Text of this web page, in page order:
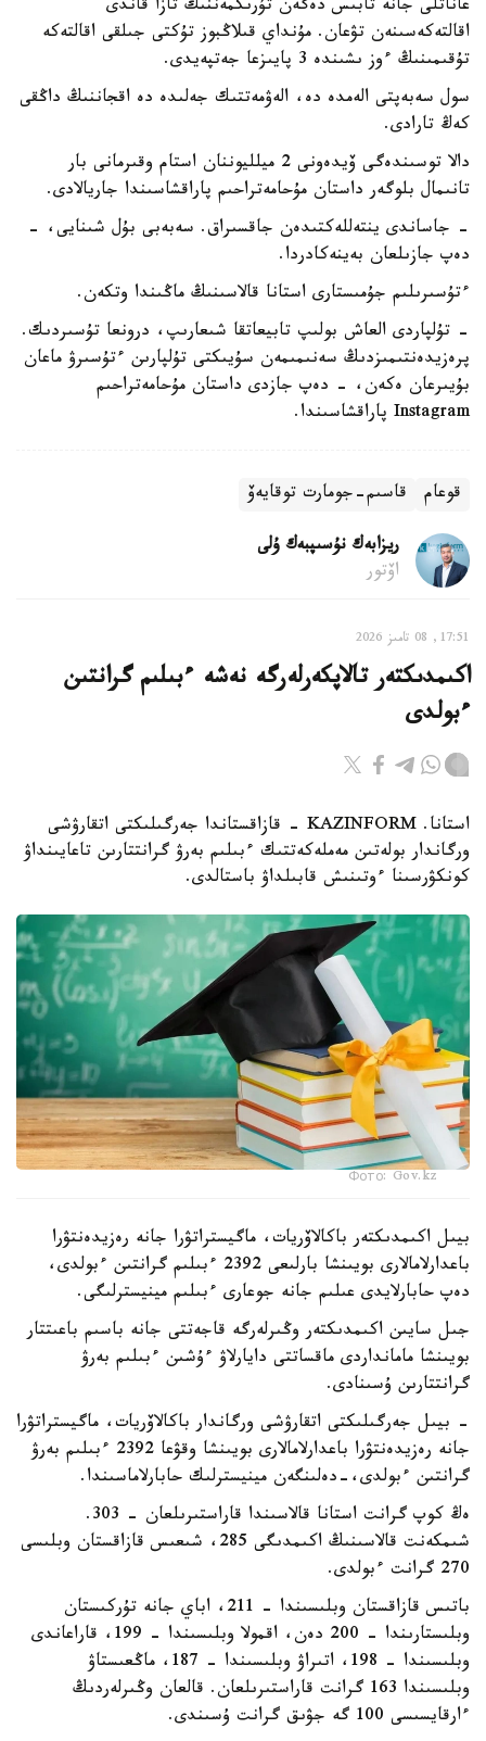
عاناتلى جانە تابىس دەگەن تۇرىكمەننىڭ تازا قاندى
اقالتەكەسىنەن تۋعان. مۇنداي قىلاڭبوز تۇكتى جىلقى اقالتەكە
تۇقىمىنىڭ ءوز ىشىندە 3 پايىزعا جەتپەيدى.
سول سەبەپتى الەمدە دە، الەۋمەتتىك جەلىدە دە اقجاننىڭ داڭقى
كەڭ تارادى.
دالا توسىندەگى ۆيدەونى 2 ميلليوننان استام وقىرمانى بار
تانىمال بلوگەر داستان مۇحامەتراحىم پاراقشاسىندا جاريالادى.
- جاساندى ينتەللەكتىدەن جاقسىراق. سەبەبى بۇل شىنايى، -
دەپ جازىلعان بەينەكادردا.
ءتۇسىرىلىم جۇمىستارى استانا قالاسىنىڭ ماڭىندا وتكەن.
- تۇلپاردى العاش بولىپ تابيعاتقا شىعارىپ، درونعا تۇسىردىك.
پرەزيدەنتىمىزدىڭ سەنىمىمەن سۇيىكتى تۇلپارىن ءتۇسىرۋ ماعان
بۇيىرعان ەكەن، - دەپ جازدى داستان مۇحامەتراحىم
Instagram پاراقشاسىندا.
قوعام قاسىم-جومارت توقايەۆ
ريزابەك نۇسىپبەك ۇلى
اۆتور
17:51, 08 تامىز 2026
اكىمدىكتەر تالاپكەرلەرگە نەشە ءبىلىم گرانتىن
ءبولدى
استانا. KAZINFORM - قازاقستاندا جەرگىلىكتى اتقارۋشى
ورگاندار بولەتىن مەملەكەتتىك ءبىلىم بەرۋ گرانتتارىن تاعايىنداۋ
كونكۋرسىنا ءوتىنىش قابىلداۋ باستالدى.
Фото: Gov.kz
بيىل اكىمدىكتەر باكالاۆريات، ماگيستراتۋرا جانە رەزيدەنتۋرا
باعدارلامالارى بويىنشا بارلىعى 2392 ءبىلىم گرانتىن ءبولدى،
دەپ حابارلايدى عىلىم جانە جوعارى ءبىلىم مينيسترلىگى.
جىل سايىن اكىمدىكتەر وڭىرلەرگە قاجەتتى جانە باسىم باعىتتار
بويىنشا مامانداردى ماقساتتى دايارلاۋ ءۇشىن ءبىلىم بەرۋ
گرانتتارىن ۇسىنادى.
- بيىل جەرگىلىكتى اتقارۋشى ورگاندار باكالاۆريات، ماگيستراتۋرا
جانە رەزيدەنتۋرا باعدارلامالارى بويىنشا وقۋعا 2392 ءبىلىم بەرۋ
گرانتىن ءبولدى،-دەلىنگەن مينيسترلىك حابارلاماسىندا.
ەڭ كوپ گرانت استانا قالاسىندا قاراستىرىلعان - 303.
شىمكەنت قالاسىنىڭ اكىمدىگى 285، شىعىس قازاقستان وبلىسى
270 گرانت ءبولدى.
باتىس قازاقستان وبلىسىندا – 211، اباي جانە تۇركىستان
وبلىستارىندا – 200 دەن، اقمولا وبلىسىندا – 199، قاراعاندى
وبلىسىندا – 198، اتىراۋ وبلىسىندا – 187، ماڭعىستاۋ
وبلىسىندا 163 گرانت قاراستىرىلعان. قالعان وڭىرلەردىڭ
ءارقايسىسى 100 گە جۋىق گرانت ۇسىندى.